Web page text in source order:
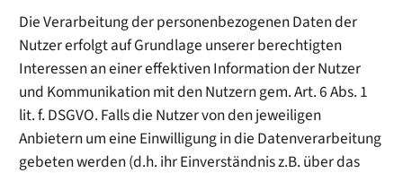
Die Verarbeitung der personenbezogenen Daten der
Nutzer erfolgt auf Grundlage unserer berechtigten
Interessen an einer effektiven Information der Nutzer
und Kommunikation mit den Nutzern gem. Art. 6 Abs. 1
lit. f. DSGVO. Falls die Nutzer von den jeweiligen
Anbietern um eine Einwilligung in die Datenverarbeitung
gebeten werden (d.h. ihr Einverständnis z.B. über das